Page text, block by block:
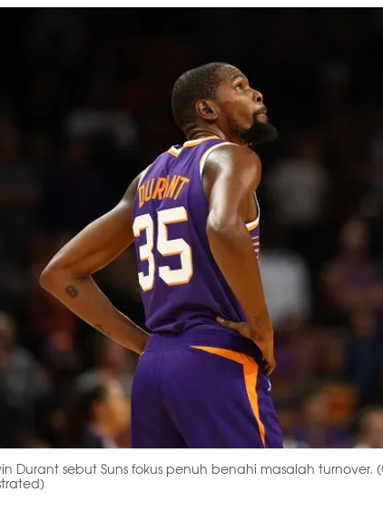
Durant sebut Suns fokus penuh benahi masalah turnover.